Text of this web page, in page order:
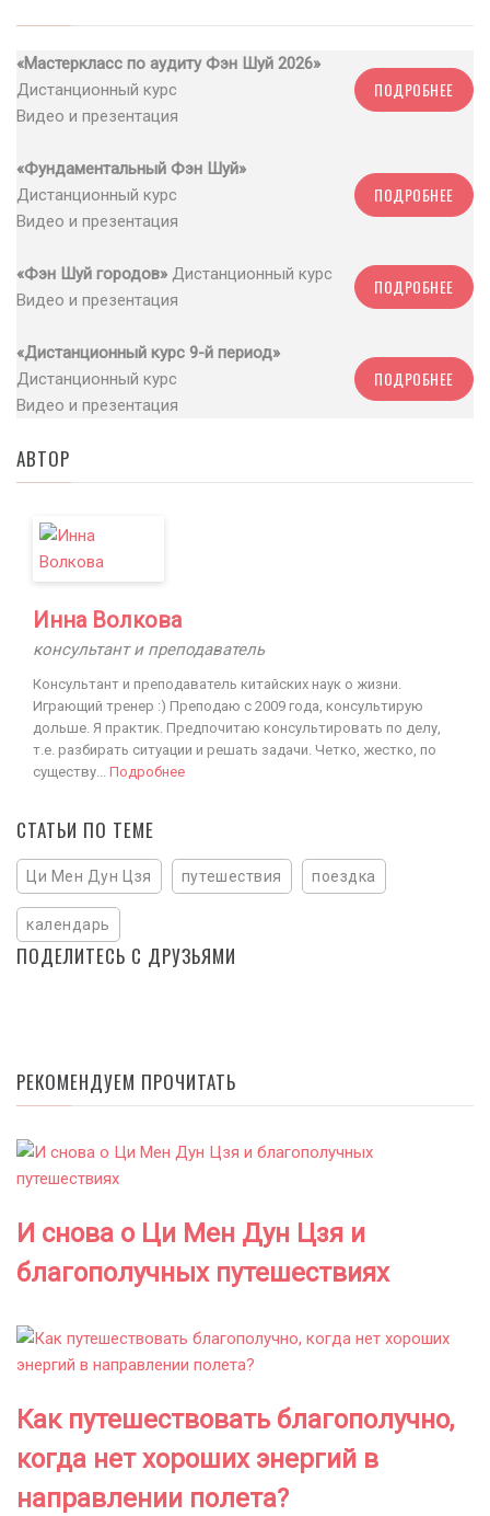
«Мастеркласс по аудиту Фэн Шуй 2026»
Дистанционный курс
Видео и презентация
ПОДРОБНЕЕ
«Фундаментальный Фэн Шуй»
Дистанционный курс
Видео и презентация
ПОДРОБНЕЕ
«Фэн Шуй городов» Дистанционный курс
Видео и презентация
ПОДРОБНЕЕ
«Дистанционный курс 9-й период»
Дистанционный курс
Видео и презентация
ПОДРОБНЕЕ
АВТОР
Инна Волкова
консультант и преподаватель
Консультант и преподаватель китайских наук о жизни.
Играющий тренер :) Преподаю с 2009 года, консультирую
дольше. Я практик. Предпочитаю консультировать по делу,
т.е. разбирать ситуации и решать задачи. Четко, жестко, по
существу... Подробнее
СТАТЬИ ПО ТЕМЕ
Ци Мен Дун Цзя путешествия поездка
календарь
ПОДЕЛИТЕСЬ С ДРУЗЬЯМИ
РЕКОМЕНДУЕМ ПРОЧИТАТЬ
И снова о Ци Мен Дун Цзя и
благополучных путешествиях
Как путешествовать благополучно,
когда нет хороших энергий в
направлении полета?